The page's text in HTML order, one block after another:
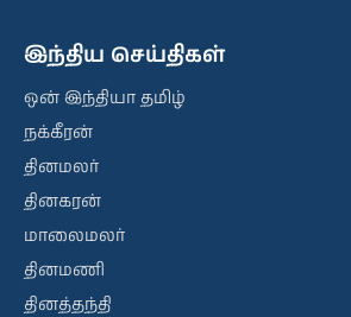
இந்திய செய்திகள்
ஒன் இந்தியா தமிழ்
நக்கீரன்
தினமலர்
தினகரன்
மாலைமலர்
தினமணி
தினத்தந்தி